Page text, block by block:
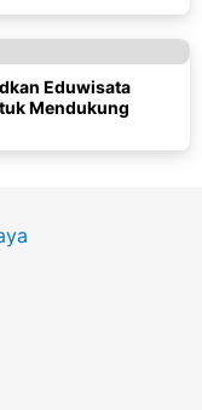
Eduwisata
Mendukung